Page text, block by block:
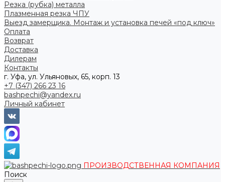
Резка (рубка) металла
Плазменная резка ЧПУ
Выезд замерщика. Монтаж и установка печей «под ключ»
Оплата
Возврат
Доставка
Дилерам
Контакты
г. Уфа, ул. Ульяновых, 65, корп. 13
+7 (347) 266 23 16
bashpechi@yandex.ru
Личный кабинет
ПРОИЗВОДСТВЕННАЯ КОМПАНИЯ
Поиск